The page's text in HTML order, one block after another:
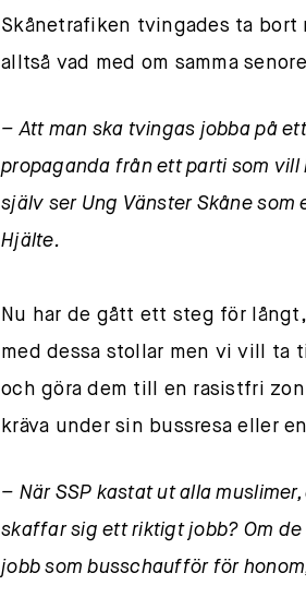
Skånetrafiken tvingades ta bort
alltså vad med om samma
– Att man ska tvingas jobba på
propaganda från ett parti som
själv ser Ung Vänster Skåne
Hjälte.
Nu har de gått ett steg för
med dessa stollar men vi vill ta
och göra dem till en rasistfri
kräva under sin bussresa eller
– När SSP kastat ut alla
skaffar sig ett riktigt jobb? Om
jobb som busschaufför för